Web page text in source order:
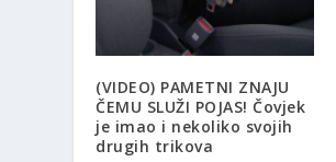
(VIDEO) PAMETNI ZNAJU
ČEMU SLUŽI POJAS! Čovjek
je imao i nekoliko svojih
drugih trikova